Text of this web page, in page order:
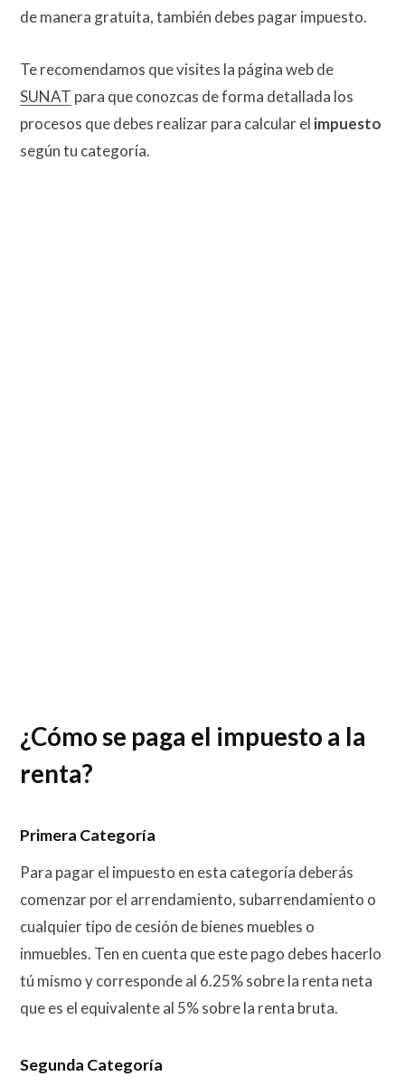
de manera gratuita, también debes pagar impuesto.
Te recomendamos que visites la página web de
SUNAT para que conozcas de forma detallada los
procesos que debes realizar para calcular el impuesto
según tu categoría.
¿Cómo se paga el impuesto a la
renta?
Primera Categoría
Para pagar el impuesto en esta categoría deberás
comenzar por el arrendamiento, subarrendamiento o
cualquier tipo de cesión de bienes muebles o
inmuebles. Ten en cuenta que este pago debes hacerlo
tú mismo y corresponde al 6.25% sobre la renta neta
que es el equivalente al 5% sobre la renta bruta.
Segunda Categoría